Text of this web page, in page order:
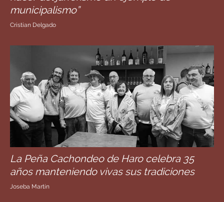
municipalismo”
Cristian Delgado
La Peña Cachondeo de Haro celebra 35
años manteniendo vivas sus tradiciones
Joseba Martín